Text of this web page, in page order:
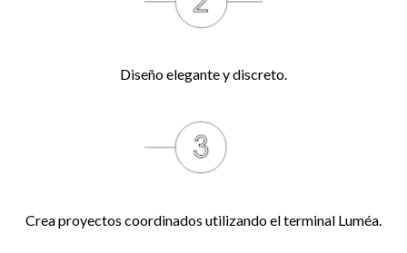
Diseño elegante y discreto.
Crea proyectos coordinados utilizando el terminal Luméa.